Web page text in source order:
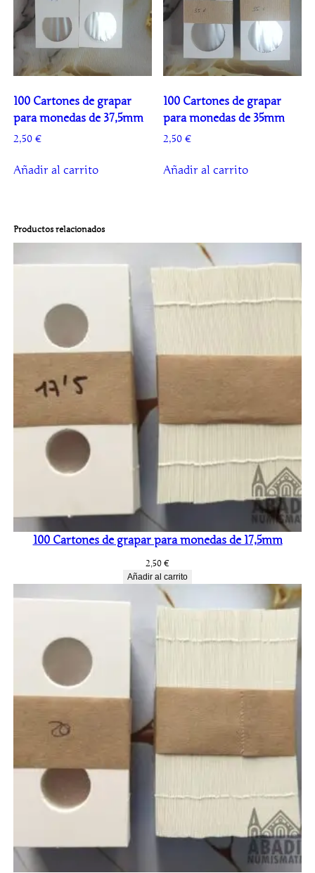
100 Cartones de grapar
para monedas de 37,5mm
2,50 €
Añadir al carrito
100 Cartones de grapar
para monedas de 35mm
2,50€
Añadir al carrito
Productos relacionados
100 Cartones de grapar para monedas de 17,5mm
2,50 €
Añadir al carrito